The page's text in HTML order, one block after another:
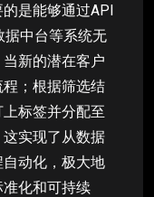
是能够通过API
据中台等系统无
新的潜在客户
；根据筛选结
标签并分配至
实现了从数据
动化，极大地
化和可持续